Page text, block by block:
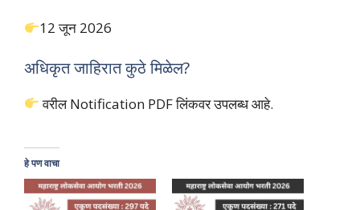
12 जून 2026
अधिकृत जाहिरात कुठे मिळेल?
वरील Notification PDF लिंकवर उपलब्ध आहे.
हे पण वाचा